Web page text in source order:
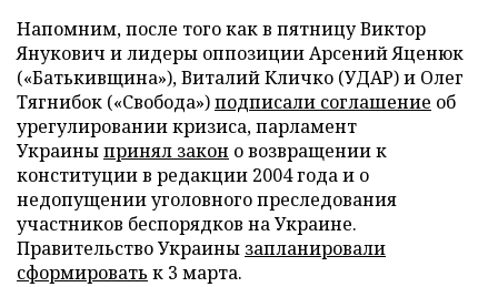
Напомним, после того как в пятницу Виктор
Янукович и лидеры оппозиции Арсений Яценюк
(«Батькивщина»), Виталий Кличко (УДАР) и Олег
Тягнибок («Свобода»)подписали соглашение об
урегулировании кризиса, парламент
Украиныпринял закон о возвращении к
конституции в редакции 2004 года и о
недопущении уголовного преследования
участников беспорядков на Украине.
Правительство Украины запланировали
сформировать к 3 марта.